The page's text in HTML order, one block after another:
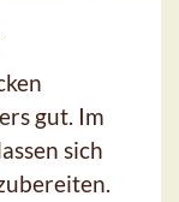
gut. Im
sich